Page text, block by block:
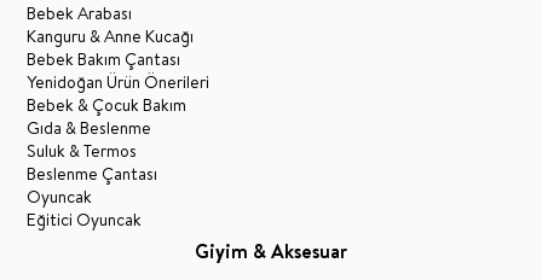
Bebek Arabası
Kanguru & Anne Kucağı
Bebek Bakım Çantası
Yenidoğan Ürün Önerileri
Bebek & Çocuk Bakım
Gıda & Beslenme
Suluk & Termos
Beslenme Çantası
Oyuncak
Eğitici Oyuncak
Giyim & Aksesuar